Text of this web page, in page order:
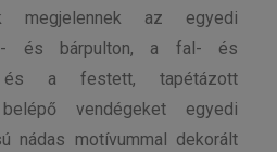
megjelennek az egyedi
és bárpulton, a fal- és
és a festett, tapétázott
vendégeket egyedi
nádas motívummal dekorált